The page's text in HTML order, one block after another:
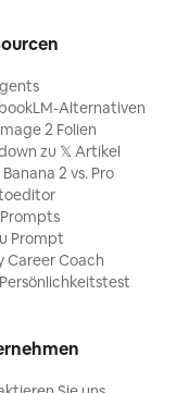
Alternativen
2 Folien
zu 𝕏 Artikel
2 vs. Pro
Prompt
Career Coach